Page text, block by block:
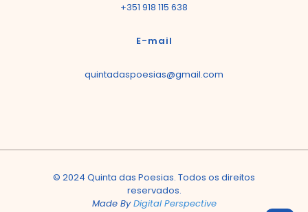
+351 918 115 638
E-mail
quintadaspoesias@gmail.com
© 2024 Quinta das Poesias. Todos os direitos
reservados.
Made ByDigital Perspective